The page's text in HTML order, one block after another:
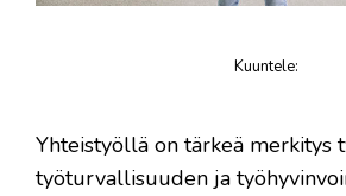
Kuuntele:
Yhteistyöllä on tärkeä merkitys
työturvallisuuden ja